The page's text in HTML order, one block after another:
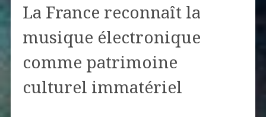
La France reconnaît la
musique électronique
comme patrimoine
culturel immatériel